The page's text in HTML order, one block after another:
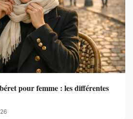
pour femme : les différentes